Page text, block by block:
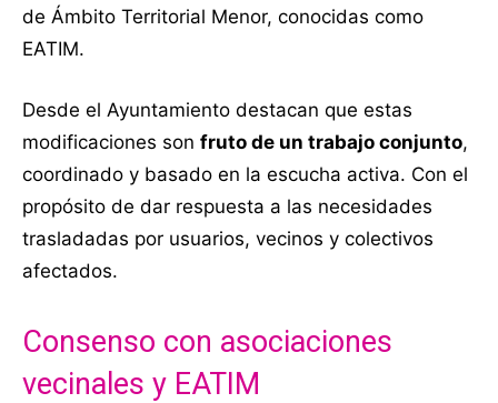
de Ámbito Territorial Menor, conocidas como
EATIM.
Desde el Ayuntamiento destacan que estas
modificaciones son fruto de un trabajo conjunto,
coordinado y basado en la escucha activa. Con el
propósito de dar respuesta a las necesidades
trasladadas por usuarios, vecinos y colectivos
afectados.
Consenso con asociaciones
vecinales y EATIM